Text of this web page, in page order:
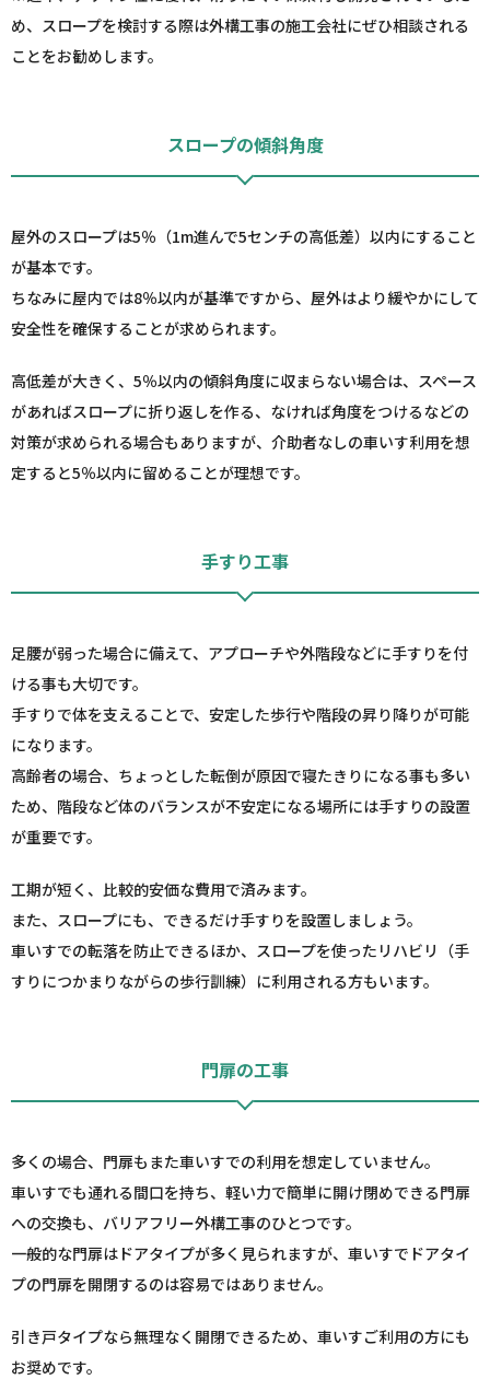
め、スロープを検討する際は外構工事の施工会社にぜひ相談される
ことをお勧めします。
スロープの傾斜角度
屋外のスロープは5％（1m進んで5センチの高低差）以内にすること
が基本です。
ちなみに屋内では8％以内が基準ですから、屋外はより緩やかにして
安全性を確保することが求められます。
高低差が大きく、5％以内の傾斜角度に収まらない場合は、スペース
があればスロープに折り返しを作る、なければ角度をつけるなどの
対策が求められる場合もありますが、介助者なしの車いす利用を想
定すると5％以内に留めることが理想です。
手すり工事
足腰が弱った場合に備えて、アプローチや外階段などに手すりを付
ける事も大切です。
手すりで体を支えることで、安定した歩行や階段の昇り降りが可能
になります。
高齢者の場合、ちょっとした転倒が原因で寝たきりになる事も多い
ため、階段など体のバランスが不安定になる場所には手すりの設置
が重要です。
工期が短く、比較的安価な費用で済みます。
また、スロープにも、できるだけ手すりを設置しましょう。
車いすでの転落を防止できるほか、スロープを使ったリハビリ（手
すりにつかまりながらの歩行訓練）に利用される方もいます。
門扉の工事
多くの場合、門扉もまた車いすでの利用を想定していません。
車いすでも通れる間口を持ち、軽い力で簡単に開け閉めできる門扉
への交換も、バリアフリー外構工事のひとつです。
一般的な門扉はドアタイプが多く見られますが、車いすでドアタイ
プの門扉を開閉するのは容易ではありません。
引き戸タイプなら無理なく開閉できるため、車いすご利用の方にも
お奨めです。